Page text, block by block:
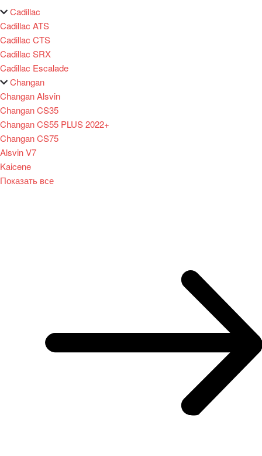
Cadillac
Cadillac ATS
Cadillac CTS
Cadillac SRX
Cadillac Escalade
Changan
Changan Alsvin
Changan CS35
Changan CS55 PLUS 2022+
Changan CS75
Alsvin V7
Kaicene
Показать все